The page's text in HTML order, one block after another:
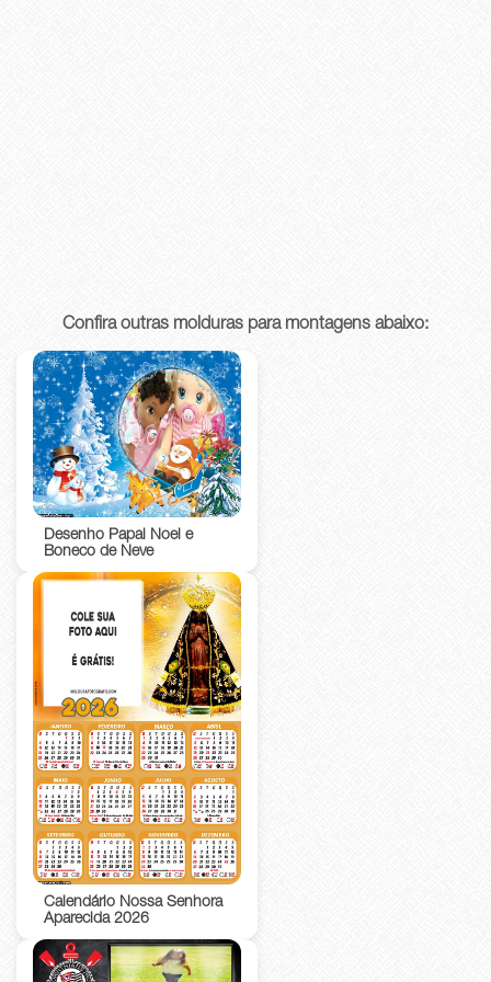
Confira outras molduras para montagens abaixo:
Desenho Papai Noel e
Boneco de Neve
Calendário Nossa Senhora
Aparecida 2026